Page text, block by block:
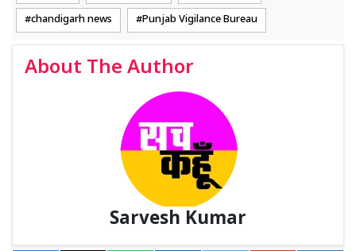
chandigarh news Punjab Vigilance Bureau
About The Author
Sarvesh Kumar